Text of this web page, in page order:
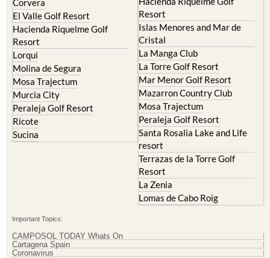
Corvera
El Valle Golf Resort
Hacienda Riquelme Golf
Resort
Lorqui
Molina de Segura
Mosa Trajectum
Murcia City
Peraleja Golf Resort
Ricote
Sucina
Resort
Islas Menores and Mar de
Cristal
La Manga Club
La Torre Golf Resort
Mar Menor Golf Resort
Mazarron Country Club
Mosa Trajectum
Peraleja Golf Resort
Santa Rosalia Lake and Life
resort
Terrazas de la Torre Golf
Resort
La Zenia
Lomas de Cabo Roig
Important Topics:
CAMPOSOL TODAY Whats On
Cartagena Spain
Coronavirus